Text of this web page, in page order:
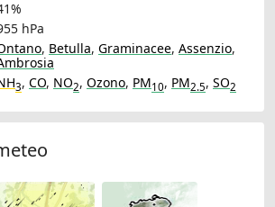
hPa
, Betulla, Graminacee, Assenzio,
3, CO, NO2, Ozono, PM10, PM2.5, SO2